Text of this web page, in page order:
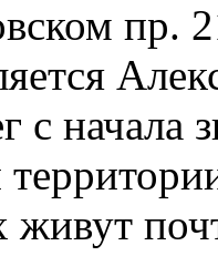
с
живут